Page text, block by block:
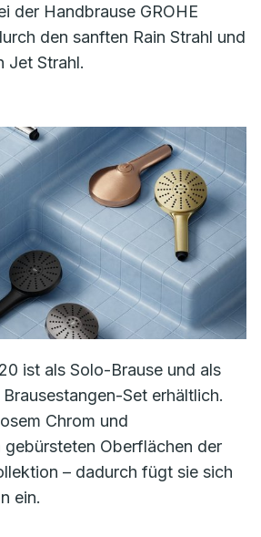
der Handbrause GROHE
den sanften Rain Strahl und
Jet Strahl.
ist als Solo-Brause und als
Set erhältlich.
Chrom und
gebürsteten Oberflächen der
– dadurch fügt sie sich
ein.